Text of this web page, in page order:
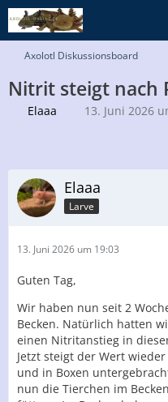
Axolotl Diskussionsboard
Nitrit steigt nach
Elaaa 13. Juni 2026
Elaaa
Larve
13. Juni 2026 um 19:03
Guten Tag,
Wir haben nun seit 2
Becken. Natürlich hatten
einen Nitritanstieg in
Jetzt steigt der Wert
und in Boxen
nun die Tierchen im